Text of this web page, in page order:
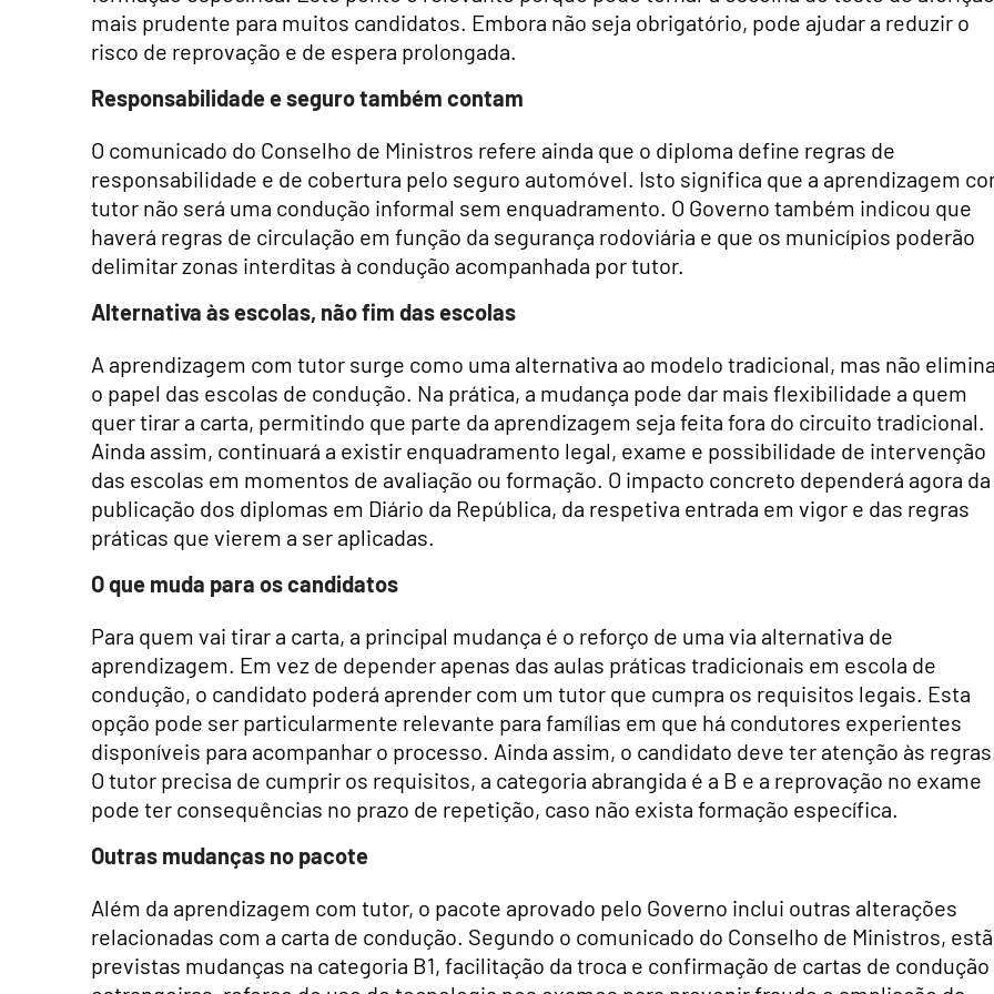
mais prudente para muitos candidatos. Embora não seja obrigatório, pode ajudar a reduzir o
risco de reprovação e de espera prolongada.
Responsabilidade e seguro também contam
O comunicado do Conselho de Ministros refere ainda que o diploma define regras de
responsabilidade e de cobertura pelo seguro automóvel. Isto significa que a aprendizagem
tutor não será uma condução informal sem enquadramento. O Governo também indicou que
haverá regras de circulação em função da segurança rodoviária e que os municípios poderão
delimitar zonas interditas à condução acompanhada por tutor.
Alternativa às escolas, não fim das escolas
A aprendizagem com tutor surge como uma alternativa ao modelo tradicional, mas não
o papel das escolas de condução. Na prática, a mudança pode dar mais flexibilidade a quem
quer tirar a carta, permitindo que parte da aprendizagem seja feita fora do circuito tradicional.
Ainda assim, continuará a existir enquadramento legal, exame e possibilidade de intervenção
das escolas em momentos de avaliação ou formação. O impacto concreto dependerá agora da
publicação dos diplomas em Diário da República, da respetiva entrada em vigor e das regras
práticas que vierem a ser aplicadas.
O que muda para os candidatos
Para quem vai tirar a carta, a principal mudança é o reforço de uma via alternativa de
aprendizagem. Em vez de depender apenas das aulas práticas tradicionais em escola de
condução, o candidato poderá aprender com um tutor que cumpra os requisitos legais. Esta
opção pode ser particularmente relevante para famílias em que há condutores experientes
disponíveis para acompanhar o processo. Ainda assim, o candidato deve ter atenção às
O tutor precisa de cumprir os requisitos, a categoria abrangida é a B e a reprovação no exame
pode ter consequências no prazo de repetição, caso não exista formação específica.
Outras mudanças no pacote
Além da aprendizagem com tutor, o pacote aprovado pelo Governo inclui outras alterações
relacionadas com a carta de condução. Segundo o comunicado do Conselho de Ministros,
previstas mudanças na categoria B1, facilitação da troca e confirmação de cartas de condução